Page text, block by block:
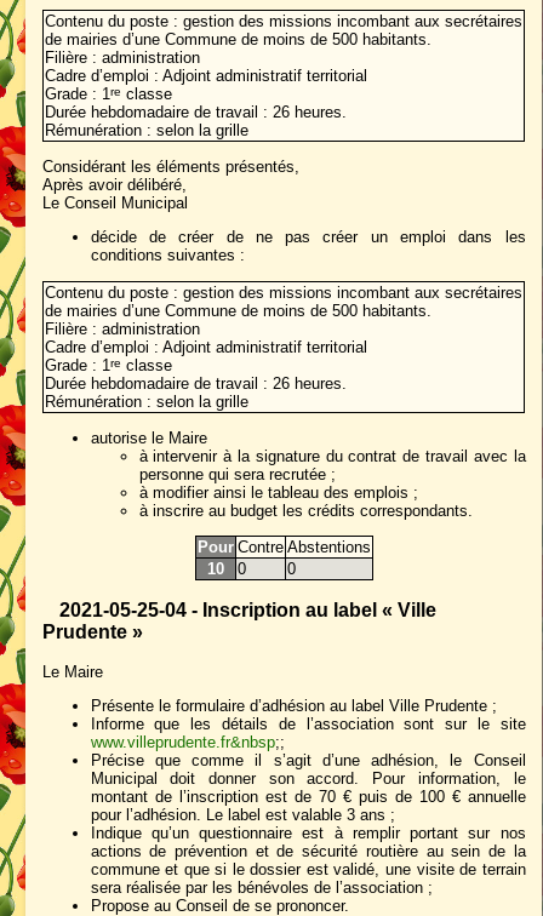
Contenu du poste : gestion des missions incombant aux secrétaires
de mairies d’une Commune de moins de 500 habitants.
Filière : administration
Cadre d’emploi : Adjoint administratif territorial
Grade : 1re classe
Durée hebdomadaire de travail : 26 heures.
Rémunération : selon la grille
Considérant les éléments présentés,
Après avoir délibéré,
Le Conseil Municipal
décide de créer de ne pas créer un emploi dans les
conditions suivantes :
Contenu du poste : gestion des missions incombant aux secrétaires
de mairies d’une Commune de moins de 500 habitants.
Filière : administration
Cadre d’emploi : Adjoint administratif territorial
Grade : 1re classe
Durée hebdomadaire de travail : 26 heures.
Rémunération : selon la grille
autorise le Maire
à intervenir à la signature du contrat de travail avec la
personne qui sera recrutée ;
à modifier ainsi le tableau des emplois ;
à inscrire au budget les crédits correspondants.
Pour Contre Abstentions
10
0 0
2021-05-25-04 - Inscription au label « Ville
Prudente »
Le Maire
Présente le formulaire d’adhésion au label Ville Prudente ;
Informe que les détails de l’association sont sur le site
www.villeprudente.fr&nbsp;;
Précise que comme il s’agit d’une adhésion, le Conseil
Municipal doit donner son accord. Pour information, le
montant de l’inscription est de 70 € puis de 100 € annuelle
pour l’adhésion. Le label est valable 3 ans ;
Indique qu’un questionnaire est à remplir portant sur nos
actions de prévention et de sécurité routière au sein de la
commune et que si le dossier est validé, une visite de terrain
sera réalisée par les bénévoles de l’association ;
Propose au Conseil de se prononcer.